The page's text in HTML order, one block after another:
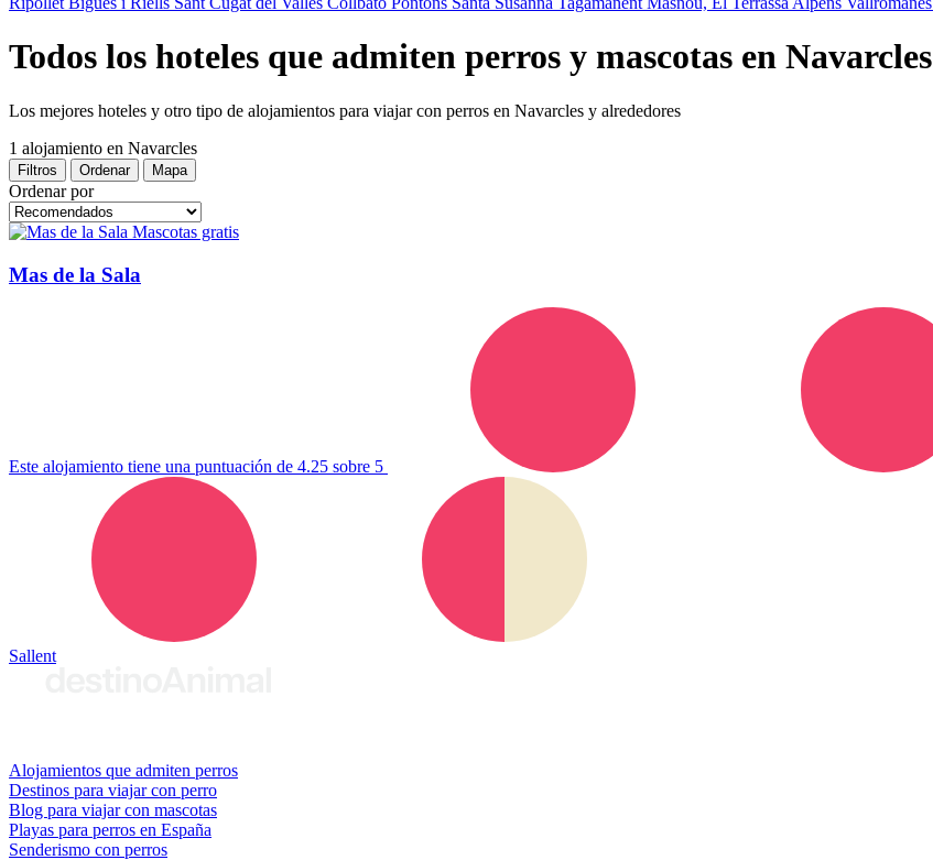
Todos los hoteles que admiten perros y mascotas en Navarcles
Los mejores hoteles y otro tipo de alojamientos para viajar con perros en Navarcles y alrededores
1 alojamiento en Navarcles
Filtros Ordenar Mapa
Ordenar por
Mascotas gratis
Mas de la Sala
Este alojamiento tiene una puntuación de 4.25 sobre 5
Sallent
Alojamientos que admiten perros
Destinos para viajar con perro
Blog para viajar con mascotas
Playas para perros en España
Senderismo con perros